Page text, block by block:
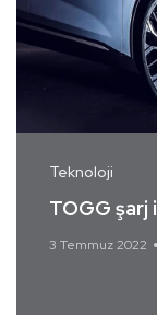
Teknoloji
TOGG şarj
3 Temmuz 2022